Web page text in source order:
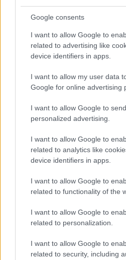
Google consents
I want to allow Google to
related to advertising like
device identifiers in apps.
I want to allow my user data
Google for online advertising
I want to allow Google to
personalized advertising.
I want to allow Google to
related to analytics like
device identifiers in apps.
I want to allow Google to
related to functionality of the
I want to allow Google to
related to personalization.
I want to allow Google to
related to security, including
Continua a leggere
accuse e i dettagli
Alessandro Tassinari · 7 Ago 2026
NEWS